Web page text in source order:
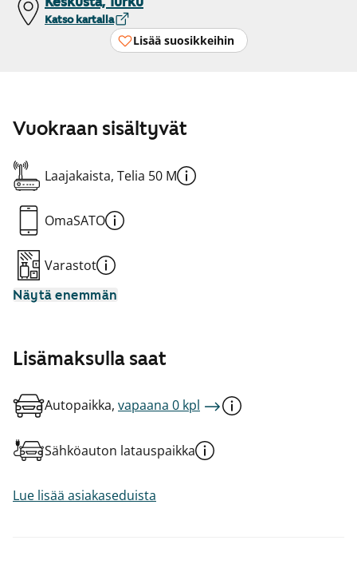
Katso kartalla
Lisää suosikkeihin
Vuokraan sisältyvät
Laajakaista, Telia 50 M
OmaSATO
Varastot
Näytä enemmän
Lisämaksulla saat
Autopaikka, vapaana 0 kpl
Sähköauton latauspaikka
Lue lisää asiakaseduista